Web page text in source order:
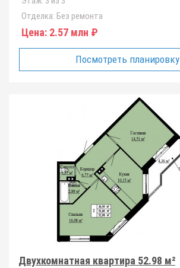
Отделка: Без ремонта
Цена: 2.57 млн ₽
Посмотреть планировку
Двухкомнатная квартира 52.98 м²